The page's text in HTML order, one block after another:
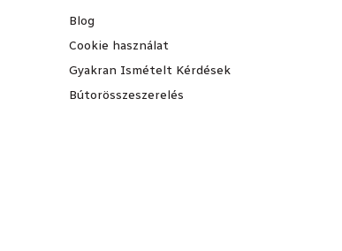
Blog
Cookie használat
Gyakran Ismételt Kérdések
Bútorösszeszerelés